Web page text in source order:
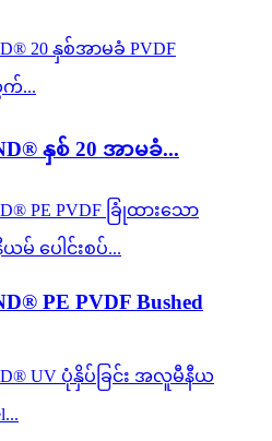
နှစ် 20 အာမခံ...
PE PVDF Bushed